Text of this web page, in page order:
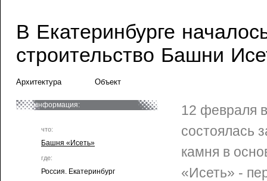
В Екатеринбурге
строительство Башни
Архитектура Объект
информация:
что:
Башня «Исеть»
где:
Россия. Екатеринбург
12 февраля
состоялась
камня в
«Исеть» -